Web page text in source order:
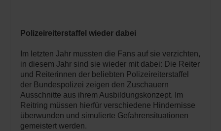
Polizeireiterstaffel wieder dabei
Im letzten Jahr mussten die Fans auf sie verzichten,
in diesem Jahr sind sie wieder mit dabei: Die Reiter
und Reiterinnen der beliebten Polizeireiterstaffel
der Bundespolizei zeigen den Zuschauern
Ausschnitte aus ihrem Ausbildungskonzept. Im
Reitring müssen hierfür verschiedene Hindernisse
überwunden und simulierte Gefahrensituationen
gemeistert werden.